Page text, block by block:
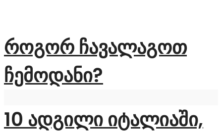
როგორ ჩავალაგოთ
ჩემოდანი?
10 ადგილი იტალიაში,